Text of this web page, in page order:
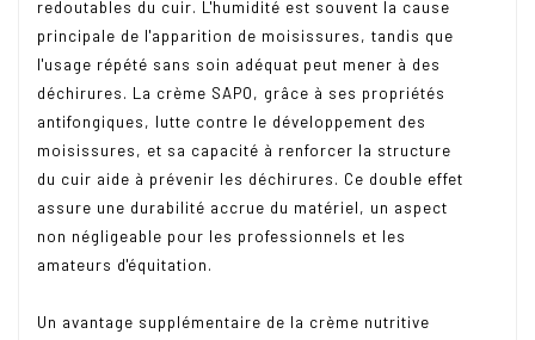
redoutables du cuir. L'humidité est souvent la cause
principale de l'apparition de moisissures, tandis que
l'usage répété sans soin adéquat peut mener à des
déchirures. La crème SAPO, grâce à ses propriétés
antifongiques, lutte contre le développement des
moisissures, et sa capacité à renforcer la structure
du cuir aide à prévenir les déchirures. Ce double effet
assure une durabilité accrue du matériel, un aspect
non négligeable pour les professionnels et les
amateurs d'équitation.
Un avantage supplémentaire de la crème nutritive